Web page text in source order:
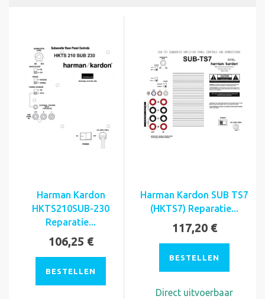
Harman Kardon
HKTS210SUB-230
Reparatie...
106,25 €
BESTELLEN
Harman Kardon SUB TS7
(HKTS7) Reparatie...
117,20 €
BESTELLEN
Direct uitvoerbaar